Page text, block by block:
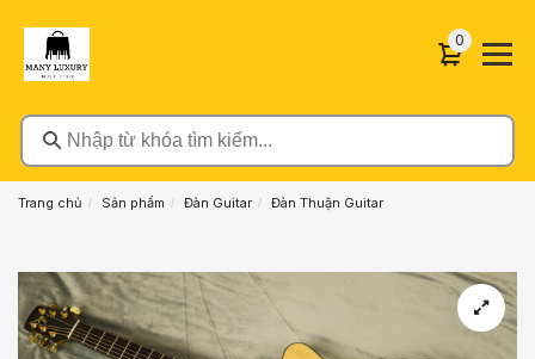
Nhập từ khóa tìm kiếm...
00 sản
Trang chủ Sản phẩm Đàn Guitar Đàn Thuận Guitar